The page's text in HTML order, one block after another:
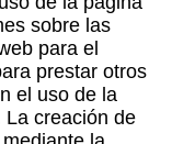
sobre las
para el
prestar otros
el uso de la
La creación de